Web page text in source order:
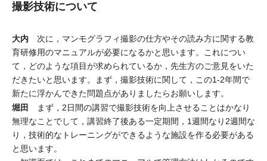
撮影技術について
大内 次に，マンモグラフィ撮影の仕方やその読み方に関する教
育研修用のマニュアルが必要になるかと思います。これについ
て，どのような項目が求められているか，先生方のご意見をいた
だきたいと思います。まず，撮影技術に関して，この1-2年間で
新たに浮かんできた問題点がありましたらお願いします。
堀田 まず，2日間の講習で撮影技術を向上させることはかなり
無理なことでして，講習終了後ある一定期間，1週間なり2週間な
り，技術的なトレーニングができるような施設を作る必要がある
と思います。